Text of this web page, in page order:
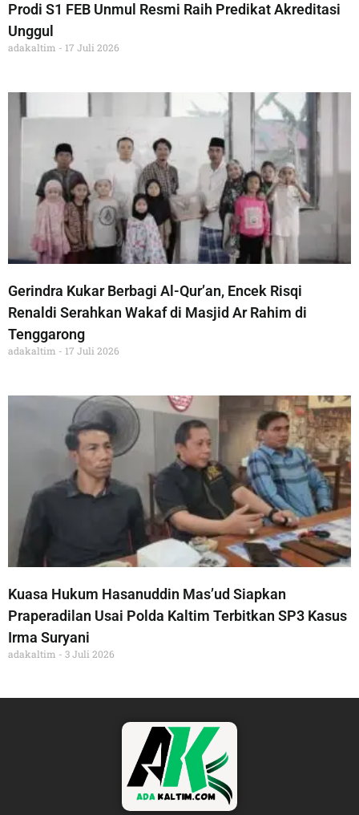
Prodi S1 FEB Unmul Resmi Raih Predikat Akreditasi
Unggul
adakaltim 17 Juli 2026
Gerindra Kukar Berbagi Al-Qur’an, Encek Risqi
Renaldi Serahkan Wakaf di Masjid Ar Rahim di
Tenggarong
adakaltim 17 Juli 2026
Kuasa Hukum Hasanuddin Mas’ud Siapkan
Praperadilan Usai Polda Kaltim Terbitkan SP3 Kasus
Irma Suryani
adakaltim 3 Juli 2026